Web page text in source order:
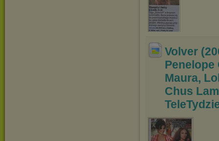
Volver
Penelope
Maura,
Chus
Tele